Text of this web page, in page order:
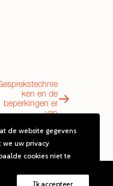
ken en de
beperkingen er
van
voorbehouden.
de website gegevens
we uw privacy
cookies niet te
Ik accepteer